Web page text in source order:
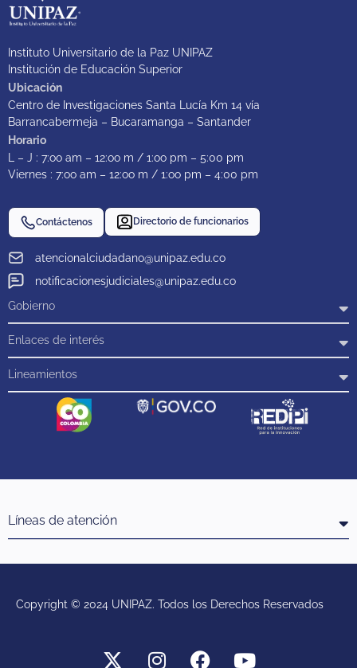
Instituto Universitario de la Paz UNIPAZ
Institución de Educación Superior
Ubicación
Centro de Investigaciones Santa Lucía Km 14 vía
Barrancabermeja – Bucaramanga – Santander
Horario
L – J : 7:oo am – 12:oo m / 1:oo pm – 5:00 pm
Viernes : 7:oo am – 12:oo m / 1:oo pm – 4:00 pm
atencionalciudadano@unipaz.edu.co
notificacionesjudiciales@unipaz.edu.co
Contáctenos Directorio de funcionarios
Gobierno
Enlaces de interés
Lineamientos
Líneas de atención
Copyright © 2024 UNIPAZ. Todos los Derechos Reservados